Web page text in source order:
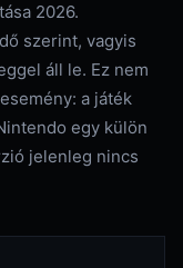
2026.
szerint, vagyis
áll le. Ez nem
a játék
egy külön
jelenleg nincs